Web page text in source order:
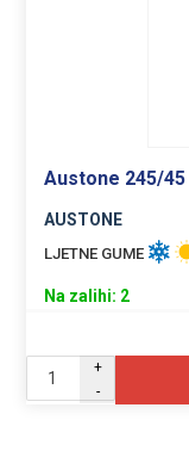
Austone 245/45
AUSTONE
LJETNE GUME
Na zalihi: 2
+
-